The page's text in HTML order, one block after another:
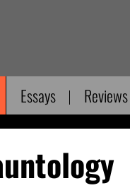
Essays Reviews